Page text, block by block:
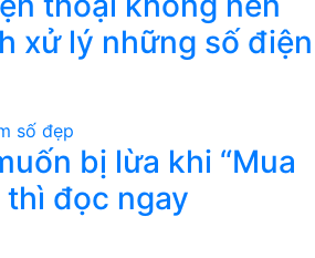
xử lý những số điện
bị lừa khi “Mua
thì đọc ngay